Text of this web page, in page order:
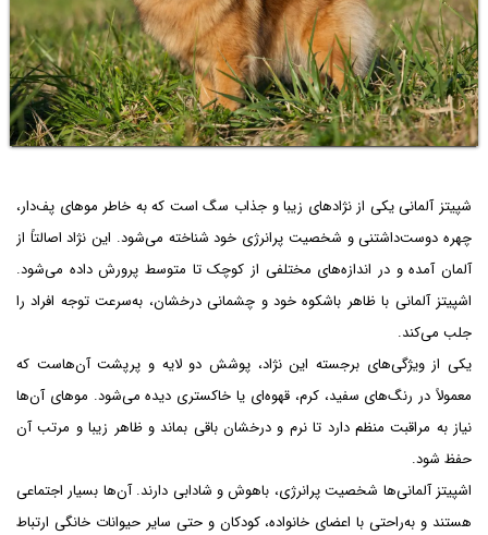
شپیتز آلمانی یکی از نژادهای زیبا و جذاب سگ است که به خاطر موهای پف‌دار،
چهره دوست‌داشتنی و شخصیت پرانرژی خود شناخته می‌شود. این نژاد اصالتاً از
آلمان آمده و در اندازه‌های مختلفی از کوچک تا متوسط پرورش داده می‌شود.
اشپیتز آلمانی با ظاهر باشکوه خود و چشمانی درخشان، به‌سرعت توجه افراد را
جلب می‌کند.
یکی از ویژگی‌های برجسته این نژاد، پوشش دو لایه و پرپشت آن‌هاست که
معمولاً در رنگ‌های سفید، کرم، قهوه‌ای یا خاکستری دیده می‌شود. موهای آن‌ها
نیاز به مراقبت منظم دارد تا نرم و درخشان باقی بماند و ظاهر زیبا و مرتب آن
حفظ شود.
اشپیتز آلمانی‌ها شخصیت پرانرژی، باهوش و شادابی دارند. آن‌ها بسیار اجتماعی
هستند و به‌راحتی با اعضای خانواده، کودکان و حتی سایر حیوانات خانگی ارتباط